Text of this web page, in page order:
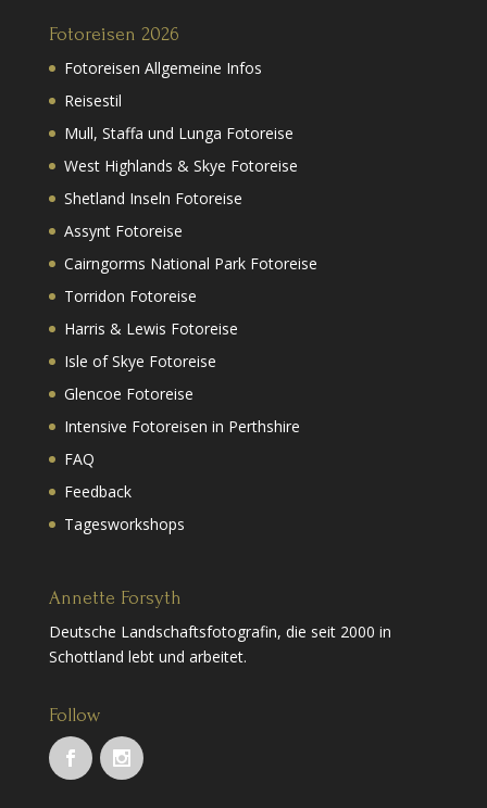
Fotoreisen 2026
Fotoreisen Allgemeine Infos
Reisestil
Mull, Staffa und Lunga Fotoreise
West Highlands & Skye Fotoreise
Shetland Inseln Fotoreise
Assynt Fotoreise
Cairngorms National Park Fotoreise
Torridon Fotoreise
Harris & Lewis Fotoreise
Isle of Skye Fotoreise
Glencoe Fotoreise
Intensive Fotoreisen in Perthshire
FAQ
Feedback
Tagesworkshops
Annette Forsyth
Deutsche Landschaftsfotografin, die seit 2000 in
Schottland lebt und arbeitet.
Follow